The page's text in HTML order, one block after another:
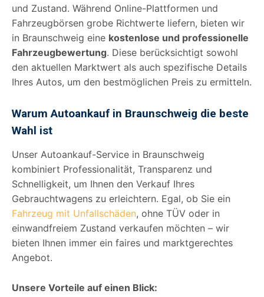
und Zustand. Während Online-Plattformen und
Fahrzeugbörsen grobe Richtwerte liefern, bieten wir
in Braunschweig eine kostenlose und professionelle
Fahrzeugbewertung. Diese berücksichtigt sowohl
den aktuellen Marktwert als auch spezifische Details
Ihres Autos, um den bestmöglichen Preis zu ermitteln.
Warum Autoankauf in Braunschweig die beste
Wahl ist
Unser Autoankauf-Service in Braunschweig
kombiniert Professionalität, Transparenz und
Schnelligkeit, um Ihnen den Verkauf Ihres
Gebrauchtwagens zu erleichtern. Egal, ob Sie ein
Fahrzeug mit Unfallschäden, ohne TÜV oder in
einwandfreiem Zustand verkaufen möchten – wir
bieten Ihnen immer ein faires und marktgerechtes
Angebot.
Unsere Vorteile auf einen Blick: